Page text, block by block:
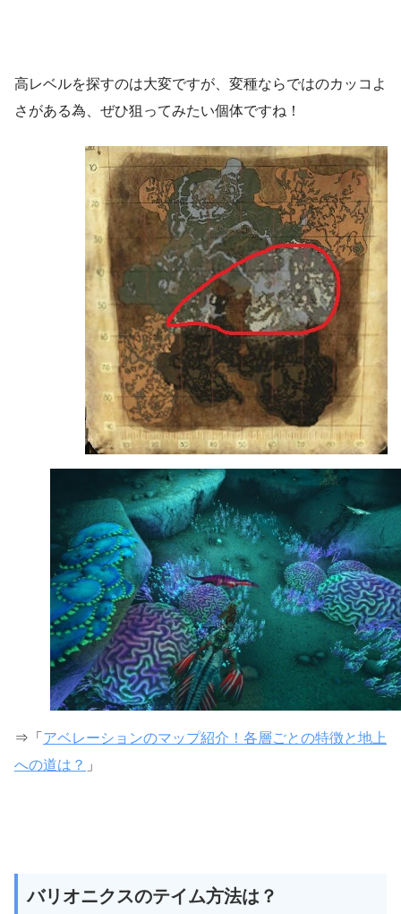
高レベルを探すのは大変ですが、変種ならではのカッコよ
さがある為、ぜひ狙ってみたい個体ですね！
⇒「 アベレーションのマップ紹介！各層ごとの特徴と地上
への道は？ 」
バリオニクスのテイム方法は？